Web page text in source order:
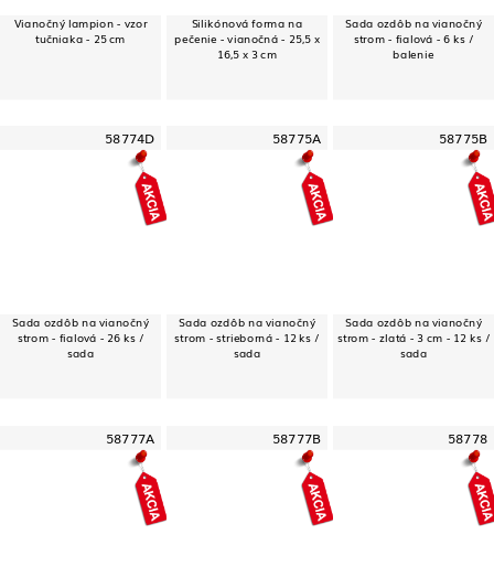
Vianočný lampion - vzor
tučniaka - 25 cm
Silikónová forma na
pečenie - vianočná - 25,5 x
16,5 x 3 cm
Sada ozdôb na vianočný
strom - fialová - 6 ks /
balenie
58774D
Sada ozdôb na vianočný
strom - fialová - 26 ks /
sada
58775A
Sada ozdôb na vianočný
strom - strieborná - 12 ks /
sada
58775B
Sada ozdôb na vianočný
strom - zlatá - 3 cm - 12 ks /
sada
58777A 58777B 58778